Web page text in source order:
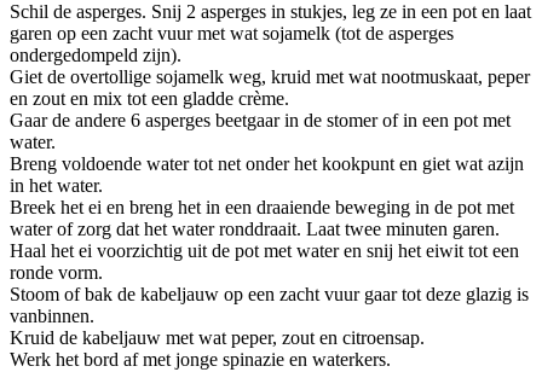
Schil de asperges. Snij 2 asperges in stukjes, leg ze in een pot en laat
garen op een zacht vuur met wat sojamelk (tot de asperges
ondergedompeld zijn).
Giet de overtollige sojamelk weg, kruid met wat nootmuskaat, peper
en zout en mix tot een gladde crème.
Gaar de andere 6 asperges beetgaar in de stomer of in een pot met
water.
Breng voldoende water tot net onder het kookpunt en giet wat azijn
in het water.
Breek het ei en breng het in een draaiende beweging in de pot met
water of zorg dat het water ronddraait. Laat twee minuten garen.
Haal het ei voorzichtig uit de pot met water en snij het eiwit tot een
ronde vorm.
Stoom of bak de kabeljauw op een zacht vuur gaar tot deze glazig is
vanbinnen.
Kruid de kabeljauw met wat peper, zout en citroensap.
Werk het bord af met jonge spinazie en waterkers.